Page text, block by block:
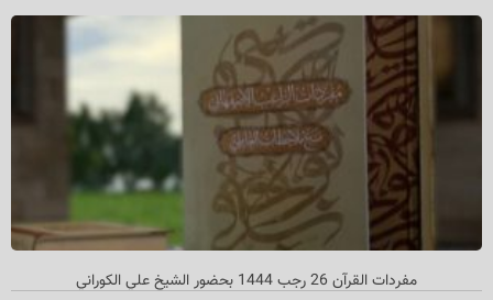
مفردات القرآن 26 رجب 1444 بحضور الشيخ علي الكوراني